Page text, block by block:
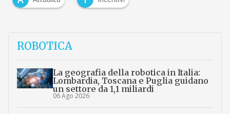
ROBOTICA
La geografia della robotica in Italia:
Lombardia, Toscana e Puglia guidano
un settore da 1,1 miliardi
06 Ago 2026